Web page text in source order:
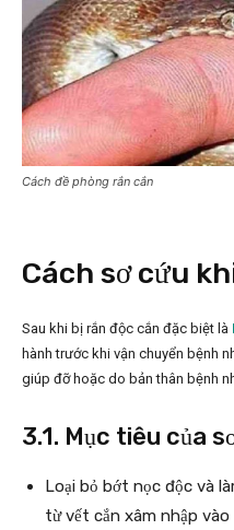
Cách đề phòng rắn cắn
Cách sơ cứu
Sau khi bị rắn độc cắn đặc biệt là
hành trước khi vận chuyển bệnh
giúp đỡ hoặc do bản thân bệnh
3.1. Mục tiêu của
Loại bỏ bớt nọc độc và
từ vết cắn xâm nhập